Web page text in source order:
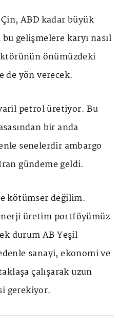
ABD kadar büyük
gelişmelere karyı nasıl
önümüzdeki
de yön verecek.
petrol üretiyor. Bu
bir anda
senelerdir ambargo
gündeme geldi.
kötümser değilim.
üretim portföyümüz
durum AB Yeşil
sanayi, ekonomi ve
çalışarak uzun
gerekiyor.